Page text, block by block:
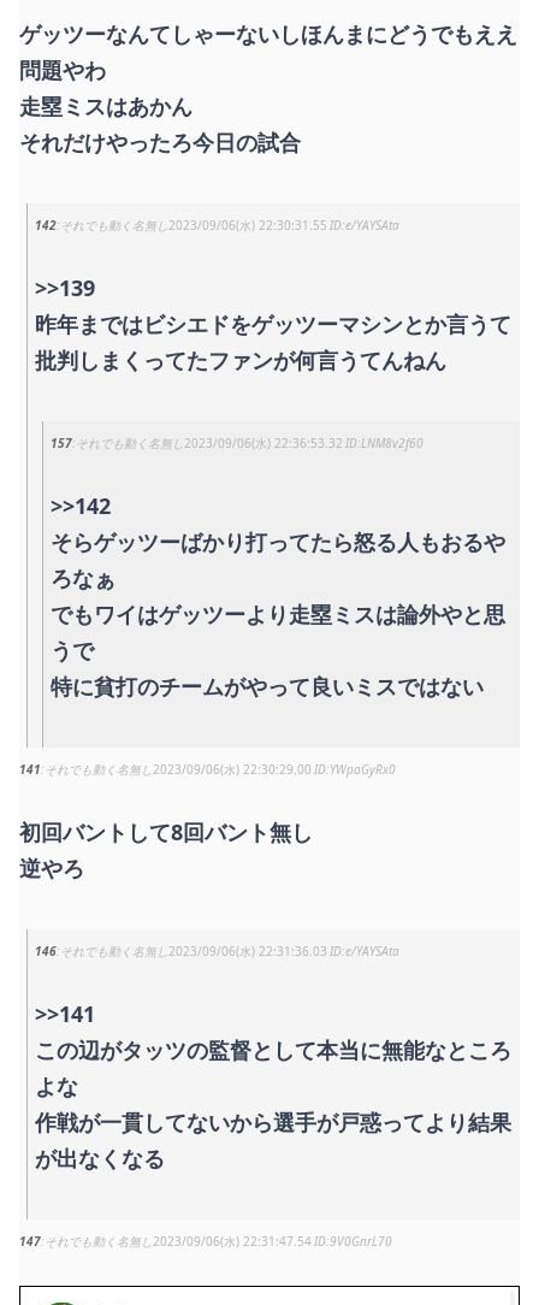
ゲッツーなんてしゃーないしほんまにどうでもええ
問題やわ
走塁ミスはあかん
それだけやったろ今日の試合
142 それでも動く名無し2023/09/06(水) 22:30:31.55 e/YAYSAta
>>139
昨年まではビシエドをゲッツーマシンとか言うて
批判しまくってたファンが何言うてんねん
157 それでも動く名無し2023/09/06(水) 22:36:53.32 LNM8v2f60
>>142
そらゲッツーばかり打ってたら怒る人もおるや
ろなぁ
でもワイはゲッツーより走塁ミスは論外やと思
うで
特に貧打のチームがやって良いミスではない
141 それでも動く名無し2023/09/06(水) 22:30:29.00 YWpaGyRx0
初回バントして8回バント無し
逆やろ
146 それでも動く名無し2023/09/06(水) 22:31:36.03 e/YAYSAta
>>141
この辺がタッツの監督として本当に無能なところ
よな
作戦が一貫してないから選手が戸惑ってより結果
が出なくなる
147 それでも動く名無し2023/09/06(水) 22:31:47.54 9V0GnrL70